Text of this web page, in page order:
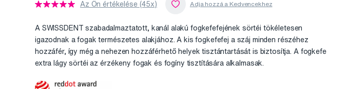
Az Ön értékelése (45x)
A SWISSDENT szabadalmaztatott, kanál alakú fogkefefejének sörtéi tökéletesen
igazodnak a fogak természetes alakjához. A kis fogkefefej a száj minden részéhez
hozzáfér, így még a nehezen hozzáférhető helyek tisztántartását is biztosítja. A fogkefe
extra lágy sörtéi az érzékeny fogak és fogíny tisztítására alkalmasak.